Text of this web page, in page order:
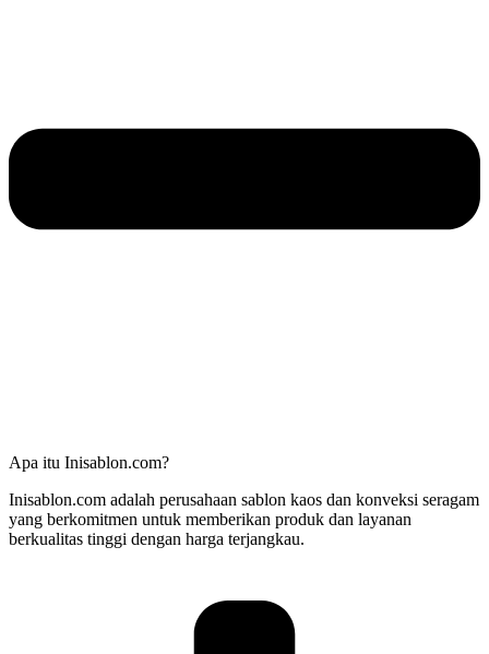
Apa itu Inisablon.com?
Inisablon.com adalah perusahaan sablon kaos dan konveksi seragam
yang berkomitmen untuk memberikan produk dan layanan
berkualitas tinggi dengan harga terjangkau.